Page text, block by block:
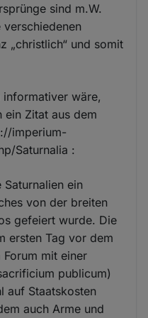
sind m.W.
„christlich“ und somit
informativer wäre,
ein Zitat aus dem
imperium-
Saturnalia :
Saturnalien ein
von der breiten
gefeiert wurde. Die
ersten Tag vor dem
Forum mit einer
publicum)
auf Staatskosten
auch Arme und